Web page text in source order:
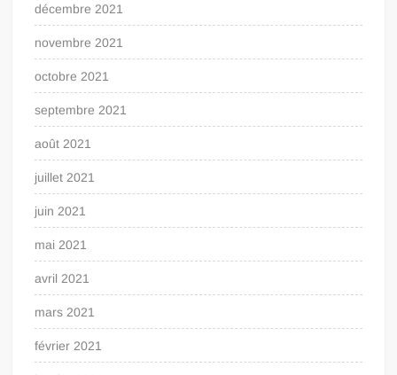
décembre 2021
novembre 2021
octobre 2021
septembre 2021
août 2021
juillet 2021
juin 2021
mai 2021
avril 2021
mars 2021
février 2021